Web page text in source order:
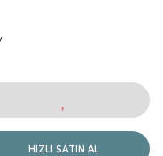
HIZLI SATIN AL